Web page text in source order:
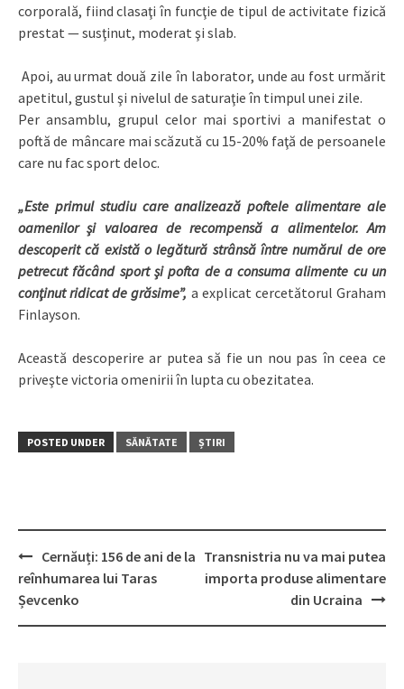
corporală, fiind clasaţi în funcţie de tipul de activitate fizică
prestat — susţinut, moderat şi slab.
Apoi, au urmat două zile în laborator, unde au fost urmărit
apetitul, gustul şi nivelul de saturaţie în timpul unei zile.
Per ansamblu, grupul celor mai sportivi a manifestat o
poftă de mâncare mai scăzută cu 15-20% faţă de persoanele
care nu fac sport deloc.
„Este primul studiu care analizează poftele alimentare ale
oamenilor şi valoarea de recompensă a alimentelor. Am
descoperit că există o legătură strânsă între numărul de ore
petrecut făcând sport şi pofta de a consuma alimente cu un
conţinut ridicat de grăsime”, a explicat cercetătorul Graham
Finlayson.
Această descoperire ar putea să fie un nou pas în ceea ce
priveşte victoria omenirii în lupta cu obezitatea.
POSTED UNDER SĂNĂTATE ȘTIRI
Post
navigation
Cernăuți: 156 de ani de la
reînhumarea lui Taras
Șevcenko
Transnistria nu va mai putea
importa produse alimentare
din Ucraina